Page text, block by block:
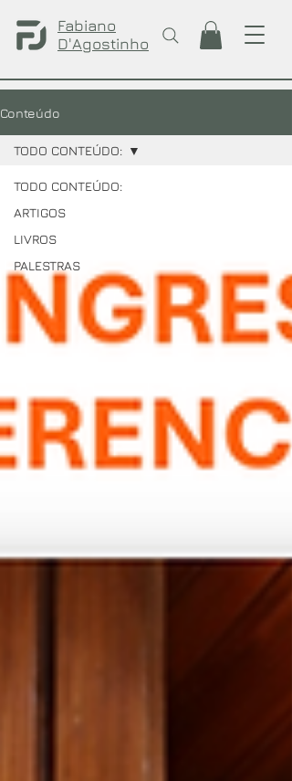
Fabiano
D'Agostinho
Conteúdo
TODO CONTEÚDO:
ARTIGOS
LIVROS
PALESTRAS
TODO CONTEÚDO: